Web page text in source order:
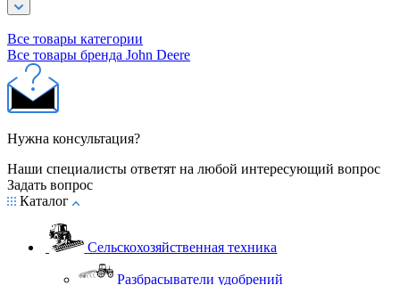
Все товары категории
Все товары бренда John Deere
Нужна консультация?
Наши специалисты ответят на любой интересующий вопрос
Задать вопрос
Каталог
Сельскохозяйственная техника
Разбрасыватели удобрений